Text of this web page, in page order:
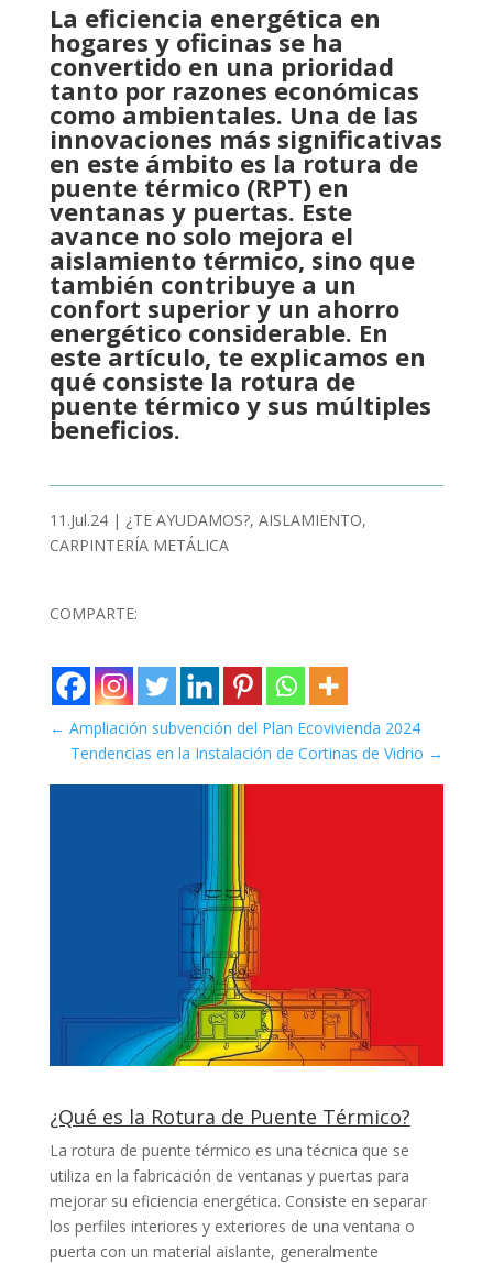
La eficiencia energética en
hogares y oficinas se ha
convertido en una prioridad
tanto por razones económicas
como ambientales. Una de las
innovaciones más significativas
en este ámbito es la rotura de
puente térmico (RPT) en
ventanas y puertas. Este
avance no solo mejora el
aislamiento térmico, sino que
también contribuye a un
confort superior y un ahorro
energético considerable. En
este artículo, te explicamos en
qué consiste la rotura de
puente térmico y sus múltiples
beneficios.
11.Jul.24| ¿TE AYUDAMOS?, AISLAMIENTO,
CARPINTERÍA METÁLICA
COMPARTE:
← Ampliación subvención del Plan Ecovivienda 2024
Tendencias en la Instalación de Cortinas de Vidrio →
¿Qué es la Rotura de Puente Térmico?
La rotura de puente térmico es una técnica que se
utiliza en la fabricación de ventanas y puertas para
mejorar su eficiencia energética. Consiste en separar
los perfiles interiores y exteriores de una ventana o
puerta con un material aislante, generalmente